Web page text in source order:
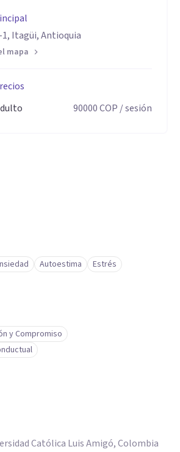
1, Itagüi, Antioquia
mapa
90000COP / sesión
Autoestima Estrés
y Compromiso
Católica Luis Amigó, Colombia